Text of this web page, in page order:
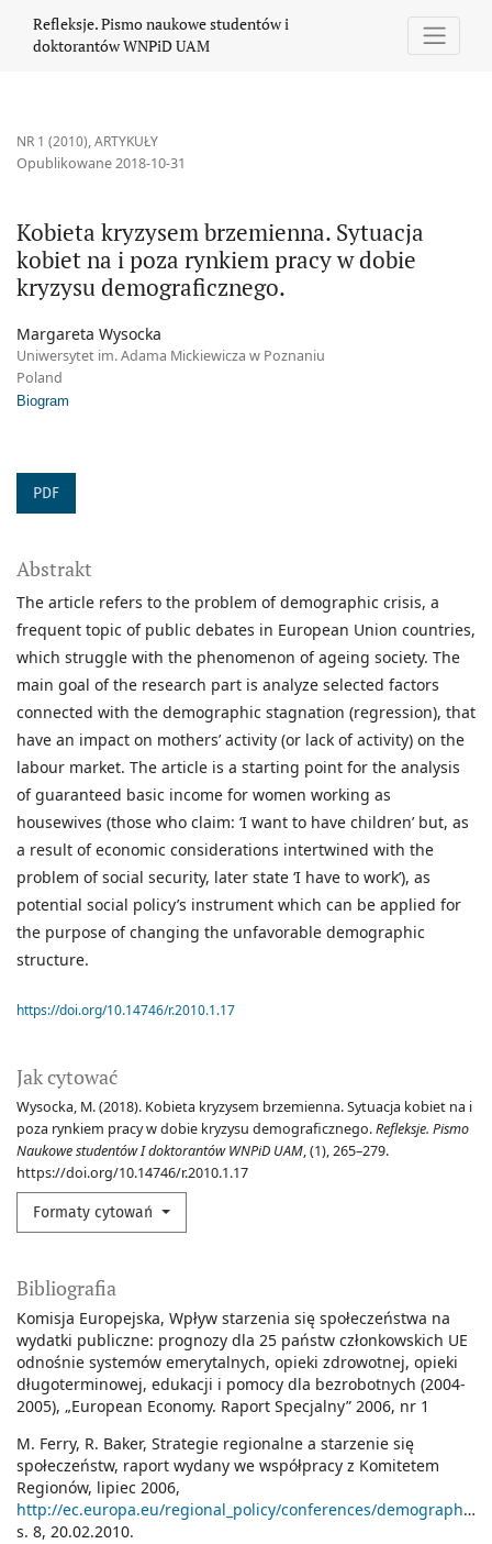
Refleksje. Pismo naukowe studentów i
doktorantów WNPiD UAM
NR 1 (2010),ARTYKUŁY
Kobieta kryzysem brzemienna. Sytuacja
kobiet na i poza rynkiem pracy w dobie
kryzysu demograficznego.
Opublikowane 2018-10-31
Margareta Wysocka
Uniwersytet im. Adama Mickiewicza w Poznaniu
Poland
Biogram
PDF
Jak cytować
Wysocka, M. (2018). Kobieta kryzysem brzemienna. Sytuacja kobiet na i
poza rynkiem pracy w dobie kryzysu demograficznego.Refleksje. Pismo
Naukowe studentów I doktorantów WNPiD UAM, (1), 265–279.
https://doi.org/10.14746/r.2010.1.17
Formaty cytowań
Abstrakt
The article refers to the problem of demographic crisis, a
frequent topic of public debates in European Union countries,
which struggle with the phenomenon of ageing society. The
main goal of the research part is analyze selected factors
connected with the demographic stagnation (regression), that
have an impact on mothers’ activity (or lack of activity) on the
labour market. The article is a starting point for the analysis
of guaranteed basic income for women working as
housewives (those who claim: ‘I want to have children’ but, as
a result of economic considerations intertwined with the
problem of social security, later state ‘I have to work’), as
potential social policy’s instrument which can be applied for
the purpose of changing the unfavorable demographic
structure.
https://doi.org/10.14746/r.2010.1.17
Bibliografia
Komisja Europejska, Wpływ starzenia się społeczeństwa na
wydatki publiczne: prognozy dla 25 państw członkowskich UE
odnośnie systemów emerytalnych, opieki zdrowotnej, opieki
długoterminowej, edukacji i pomocy dla bezrobotnych (2004-
2005), „European Economy. Raport Specjalny” 2006, nr 1
M. Ferry, R. Baker, Strategie regionalne a starzenie się
społeczeństw, raport wydany we współpracy z Komitetem
Regionów, lipiec 2006,
http://ec.europa.eu/regional_policy/conferences/demographicchallenge_jan07/doc/presentations/ageproofing_toolkit_pl.pdf
s. 8, 20.02.2010.